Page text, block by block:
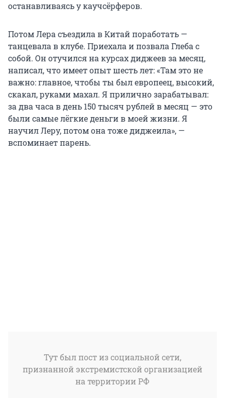
останавливаясь у каучсёрферов.
Потом Лера съездила в Китай поработать —
танцевала в клубе. Приехала и позвала Глеба с
собой. Он отучился на курсах диджеев за месяц,
написал, что имеет опыт шесть лет: «Там это не
важно: главное, чтобы ты был европеец, высокий,
скакал, руками махал. Я прилично зарабатывал:
за два часа в день 150 тысяч рублей в месяц — это
были самые лёгкие деньги в моей жизни. Я
научил Леру, потом она тоже диджеила», —
вспоминает парень.
Тут был пост из социальной сети,
признанной экстремистской организацией
на территории РФ